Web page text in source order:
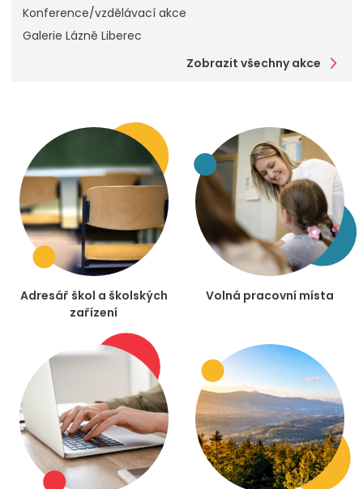
Konference/vzdělávací akce
Galerie Lázně Liberec
Zobrazit všechny akce
Adresář škol a školských
zařízení
Volná pracovní místa